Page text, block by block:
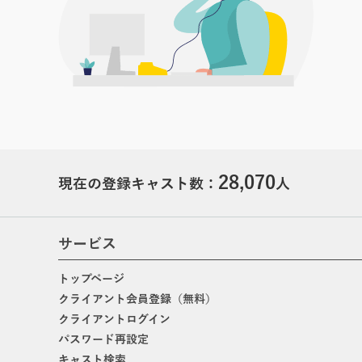
現在の登録キャスト数： 28,070人
サービス
トップページ
クライアント会員登録（無料）
クライアントログイン
パスワード再設定